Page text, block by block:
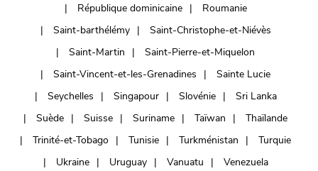
République dominicaine
Roumanie
Saint-barthélémy
Saint-Christophe-et-Niévès
Saint-Martin
Saint-Pierre-et-Miquelon
Saint-Vincent-et-les-Grenadines
Sainte Lucie
Seychelles
Singapour Slovénie
Sri Lanka
Suède
Suisse Suriname Taïwan
Thaïlande
Trinité-et-Tobago
Tunisie Turkménistan
Turquie
Ukraine
Uruguay Vanuatu
Venezuela